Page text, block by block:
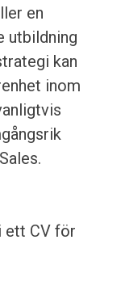
en
utbildning
kan
inom
ett CV för